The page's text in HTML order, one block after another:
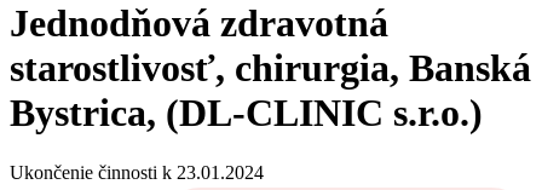
Jednodňová zdravotná
starostlivosť, chirurgia, Banská
Bystrica, (DL-CLINIC s.r.o.)
Ukončenie činnosti k 23.01.2024